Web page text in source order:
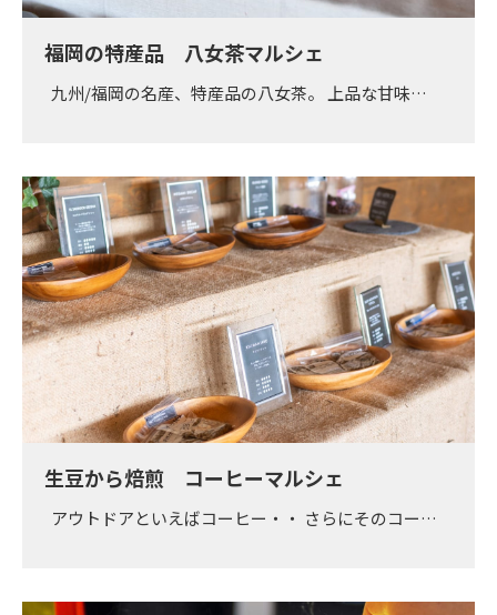
福岡の特産品 八女茶マルシェ
九州/福岡の名産、特産品の八女茶。 上品な甘味…
生豆から焙煎 コーヒーマルシェ
アウトドアといえばコーヒー・・ さらにそのコー…